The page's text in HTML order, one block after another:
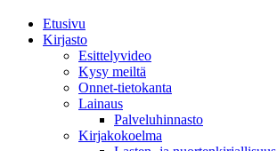
Etusivu
Kirjasto
Esittelyvideo
Kysy meiltä
Onnet-tietokanta
Lainaus
Palveluhinnasto
Kirjakokoelma